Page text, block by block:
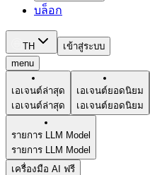
บล็อก
TH
เข้าสู่ระบบ
menu
เอเจนต์ล่าสุด
เอเจนต์ล่าสุด
เอเจนต์ยอดนิยม
เอเจนต์ยอดนิยม
รายการ LLM Model
รายการ LLM Model
เครื่องมือ AI ฟรี